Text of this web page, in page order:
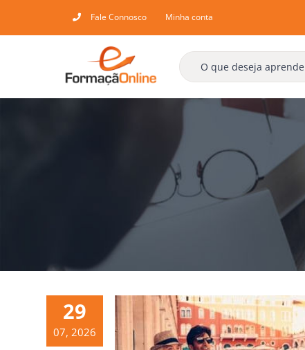
to
Fale Connosco Minha conta
29
07, 2026